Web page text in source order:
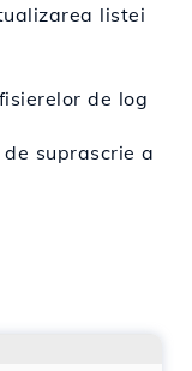
listei
de log
suprascrie a